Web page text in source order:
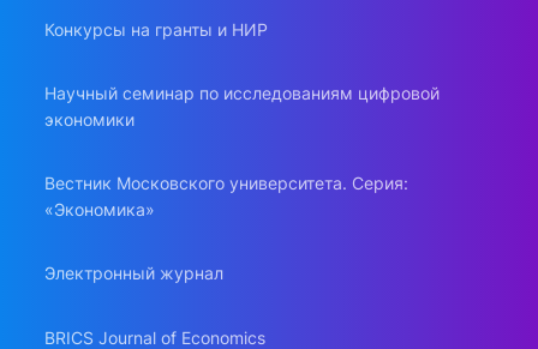
Конкурсы на гранты и НИР
Научный семинар по исследованиям цифровой
экономики
Вестник Московского университета. Серия:
«Экономика»
Электронный журнал
BRICS Journal of Economics